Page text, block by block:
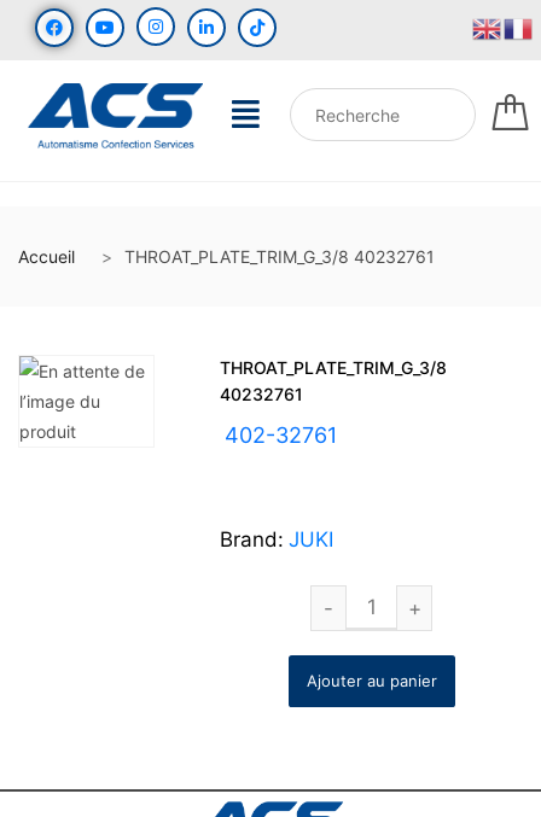
Accueil THROAT_PLATE_TRIM_G_3/8 40232761
THROAT_PLATE_TRIM_G_3/8
40232761
402-32761
Brand: JUKI
Ajouter au panier